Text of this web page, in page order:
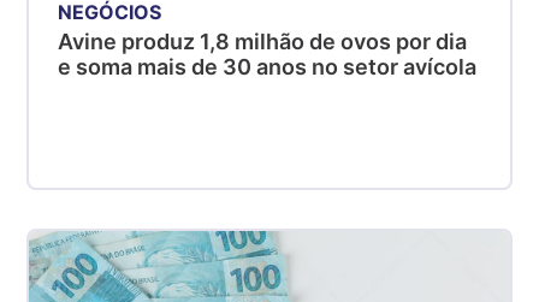
NEGÓCIOS
Avine produz 1,8 milhão de ovos por dia
e soma mais de 30 anos no setor avícola